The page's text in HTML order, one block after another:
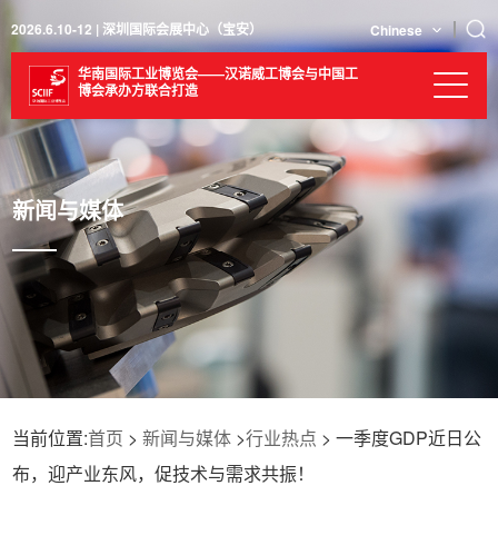
2026.6.10-12 | 深圳国际会展中心（宝安） Chinese
华南国际工业博览会——汉诺威工博会与中国工
博会承办方联合打造
新闻与媒体
当前位置:首页 >新闻与媒体 >行业热点 > 一季度GDP近日公
布，迎产业东风，促技术与需求共振！